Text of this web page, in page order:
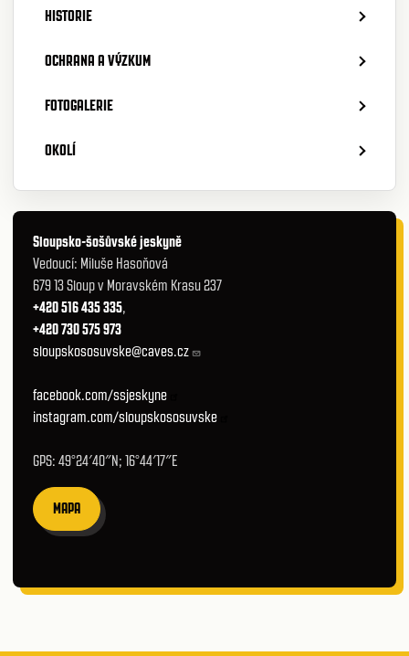
HISTORIE
OCHRANA A VÝZKUM
FOTOGALERIE
OKOLÍ
Sloupsko-šošůvské jeskyně
Vedoucí: Miluše Hasoňová
679 13 Sloup v Moravském Krasu 237
+420 516 435 335,
+420 730 575 973
sloupskososuvske@caves.cz
facebook.com/ssjeskyne
instagram.com/sloupskososuvske
GPS: 49°24′40″N; 16°44′17″E
MAPA